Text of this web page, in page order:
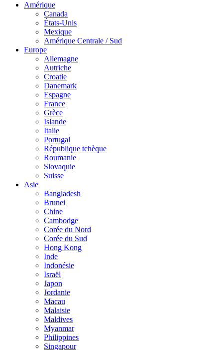
Amérique
Canada
États-Unis
Mexique
Amérique Centrale / Sud
Europe
Allemagne
Autriche
Croatie
Danemark
Espagne
France
Grèce
Islande
Italie
Portugal
République tchèque
Roumanie
Slovaquie
Suisse
Asie
Bangladesh
Brunei
Chine
Cambodge
Corée du Nord
Corée du Sud
Hong Kong
Inde
Indonésie
Israël
Japon
Jordanie
Macau
Malaisie
Maldives
Myanmar
Philippines
Singapour